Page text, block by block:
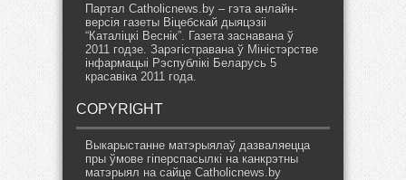
Партал Catholicnews.by – гэта анлайн-
версія газеты Віцебскай дыяцэзіі
“Каталіцкі Веснік”. Газета заснавана ў
2011 годзе. Зарэгістравана ў Міністэрстве
інфармацыі Рэспублікі Беларусь 5
красавіка 2011 года.
COPYRIGHT
Выкарыстанне матэрыялаў дазваляецца
пры ўмове гіперспасылкі на канкрэтны
матэрыял на сайце Catholicnews.by